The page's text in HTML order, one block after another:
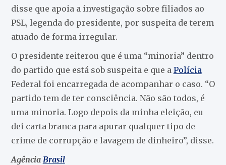
disse que apoia a investigação sobre filiados ao
PSL, legenda do presidente, por suspeita de terem
atuado de forma irregular.
O presidente reiterou que é uma “minoria” dentro
do partido que está sob suspeita e que a Polícia
Federal foi encarregada de acompanhar o caso. “O
partido tem de ter consciência. Não são todos, é
uma minoria. Logo depois da minha eleição, eu
dei carta branca para apurar qualquer tipo de
crime de corrupção e lavagem de dinheiro”, disse.
Agência Brasil